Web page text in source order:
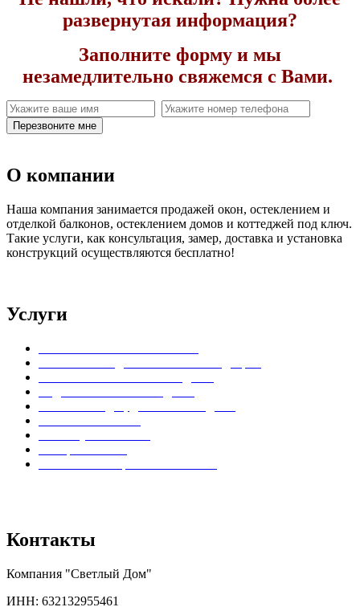
развернутая информация?
Заполните форму и мы
незамедлительно свяжемся с Вами.
Перезвоните мне
О компании
Наша компания занимается продажей окон, остеклением и
отделкой балконов, остеклением домов и коттеджей под ключ.
Такие услуги, как консультация, замер, доставка и установка
конструкций осуществляются бесплатно!
Услуги
Контакты
Компания "Светлый Дом"
ИНН: 632132955461